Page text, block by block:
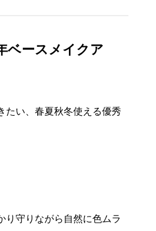
ベースメイクア
たい、春夏秋冬使える優秀
り守りながら自然に色ムラ